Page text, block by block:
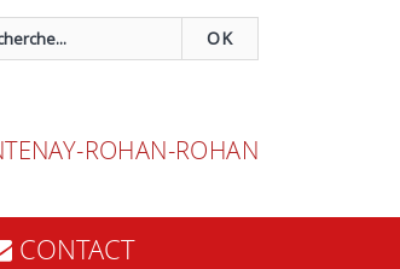
OK
ROHAN-ROHAN
CONTACT